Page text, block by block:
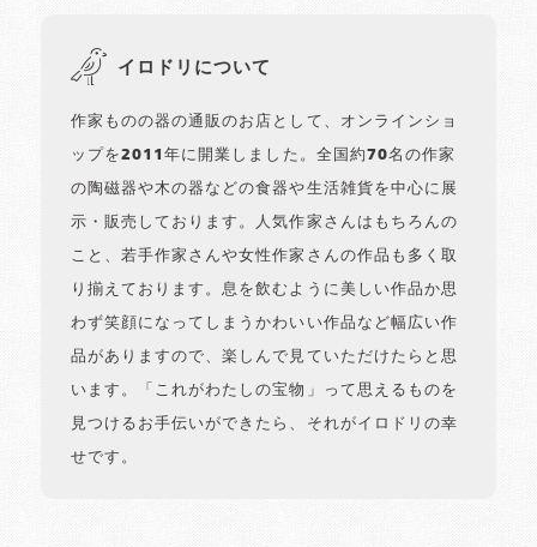
イロドリについて
作家ものの器の通販のお店として、オンラインショ
ップを2011年に開業しました。全国約70名の作家
の陶磁器や木の器などの食器や生活雑貨を中心に展
示・販売しております。人気作家さんはもちろんの
こと、若手作家さんや女性作家さんの作品も多く取
り揃えております。息を飲むように美しい作品か思
わず笑顔になってしまうかわいい作品など幅広い作
品がありますので、楽しんで見ていただけたらと思
います。「これがわたしの宝物」って思えるものを
見つけるお手伝いができたら、それがイロドリの幸
せです。